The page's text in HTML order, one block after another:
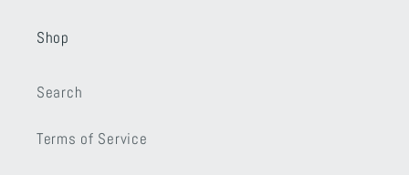
Shop
Search
Terms of Service